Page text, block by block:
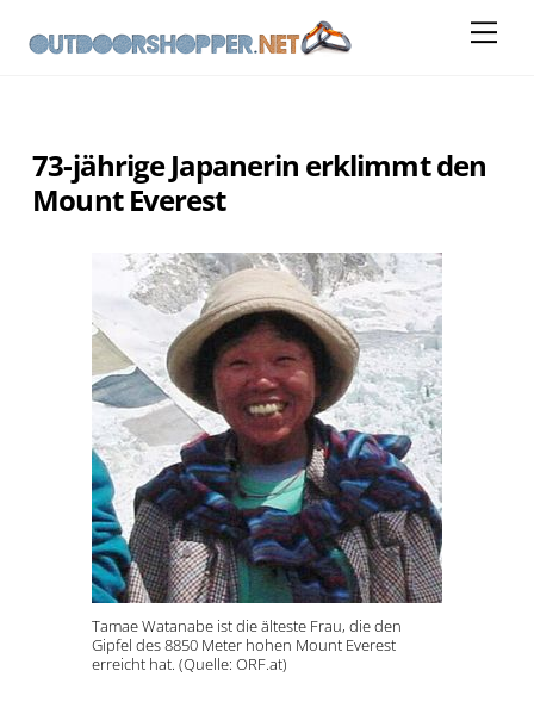
content
73-jährige Japanerin erklimmt den
Mount Everest
Tamae Watanabe ist die älteste Frau, die den
Gipfel des 8850 Meter hohen Mount Everest
erreicht hat. (Quelle: ORF.at)